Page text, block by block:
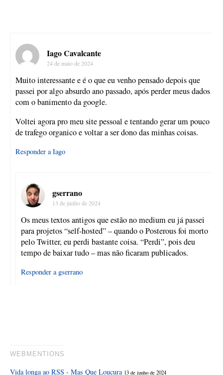
Iago Cavalcante
24 de maio de 2024
Muito interessante e é o que eu venho pensado depois que
passei por algo absurdo ano passado, após perder meus dados
com o banimento da google.
Voltei agora pro meu site pessoal e tentando gerar um pouco
de trafego organico e voltar a ser dono das minhas coisas.
Responder a Iago
gserrano
13 de junho de 2024
Os meus textos antigos que estão no medium eu já passei
para projetos “self-hosted” – quando o Posterous foi morto
pelo Twitter, eu perdi bastante coisa. “Perdi”, pois deu
tempo de baixar tudo – mas não ficaram publicados.
Responder a gserrano
WEBMENTIONS
Vida longa ao RSS - Mas Que Loucura 13 de junho de 2024